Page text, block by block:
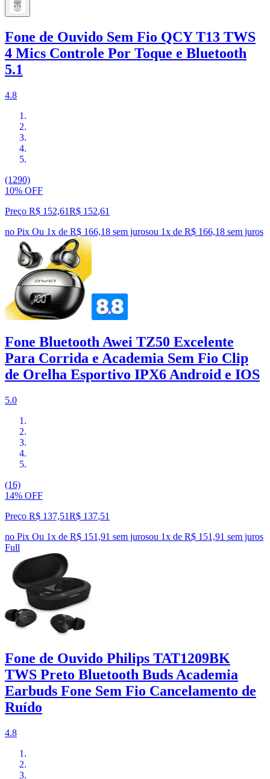
Fone de Ouvido Sem Fio QCY T13 TWS
4 Mics Controle Por Toque e Bluetooth
5.1
4.8
(1290)
10% OFF
Preço R$ 152,61R$ 152,61
no Pix Ou 1x de R$ 166,18 sem jurosou 1x de R$ 166,18 sem juros
Fone Bluetooth Awei TZ50 Excelente
Para Corrida e Academia Sem Fio Clip
de Orelha Esportivo IPX6 Android e IOS
5.0
(16)
14% OFF
Preço R$ 137,51R$ 137,51
no Pix Ou 1x de R$ 151,91 sem jurosou 1x de R$ 151,91 sem juros
Full
Fone de Ouvido Philips TAT1209BK
TWS Preto Bluetooth Buds Academia
Earbuds Fone Sem Fio Cancelamento de
Ruído
4.8